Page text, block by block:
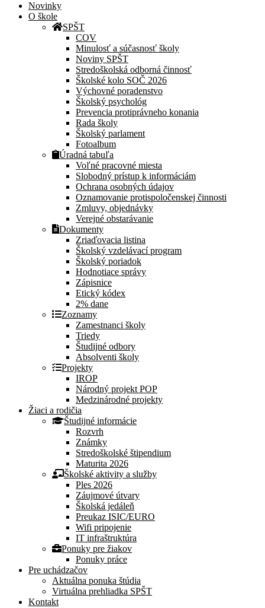
Novinky
O škole
SPŠT
COV
Minulosť a súčasnosť školy
Noviny SPŠT
Stredoškolská odborná činnosť
Školské kolo SOČ 2026
Výchovné poradenstvo
Školský psychológ
Prevencia protiprávneho konania
Rada školy
Školský parlament
Fotoalbum
Úradná tabuľa
Voľné pracovné miesta
Slobodný prístup k informáciám
Ochrana osobných údajov
Oznamovanie protispoločenskej činnosti
Zmluvy, objednávky
Verejné obstarávanie
Dokumenty
Zriaďovacia listina
Školský vzdelávací program
Školský poriadok
Hodnotiace správy
Zápisnice
Etický kódex
2% dane
Zoznamy
Zamestnanci školy
Triedy
Študijné odbory
Absolventi školy
Projekty
IROP
Národný projekt POP
Medzinárodné projekty
Žiaci a rodičia
Študijné informácie
Rozvrh
Známky
Stredoškolské štipendium
Maturita 2026
Školské aktivity a služby
Ples 2026
Záujmové útvary
Školská jedáleň
Preukaz ISIC/EURO
Wifi pripojenie
IT infraštruktúra
Ponuky pre žiakov
Ponuky práce
Pre uchádzačov
Aktuálna ponuka štúdia
Virtuálna prehliadka SPŠT
Kontakt